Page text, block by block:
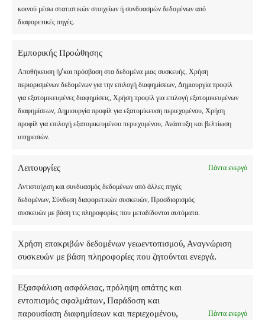
κοινού μέσω στατιστικών στοιχείων ή συνδυασμών δεδομένων από
διαφορετικές πηγές.
Εμπορικής Προώθησης
Αποθήκευση ή/και πρόσβαση στα δεδομένα μιας συσκευής, Χρήση
περιορισμένων δεδομένων για την επιλογή διαφημίσεων, Δημιουργία προφίλ
για εξατομικευμένες διαφημίσεις, Χρήση προφίλ για επιλογή εξατομικευμένων
διαφημίσεων, Δημιουργία προφίλ για εξατομίκευση περιεχομένου, Χρήση
προφίλ για επιλογή εξατομικευμένου περιεχομένου, Ανάπτυξη και βελτίωση
υπηρεσιών.
Λειτουργίες
Πάντα ενεργό
Αντιστοίχιση και συνδυασμός δεδομένων από άλλες πηγές
δεδομένων, Σύνδεση διαφορετικών συσκευών, Προσδιορισμός
συσκευών με βάση τις πληροφορίες που μεταδίδονται αυτόματα.
Χρήση επακριβών δεδομένων γεωεντοπισμού, Αναγνώριση
συσκευών με βάση πληροφορίες που ζητούνται ενεργά.
Εξασφάλιση ασφάλειας, πρόληψη απάτης και
εντοπισμός σφαλμάτων, Παράδοση και
παρουσίαση διαφημίσεων και περιεχομένου,
Πάντα ενεργό
Βιογραφία
Χρησιμοποιώντας την εμπειρία της ως μητέρα, η
Emily Henry συμβάλλει ως συγγραφέας γονέων στο
UKWritings.comκαι στοAcademized.com.
Προσθέτει επίσης την εμπειρία και τις γνώσεις της
ως διευθύντρια στοOxessays.com.
ΨΆΧΝΕΤΕ ΓΙΑ ΜΙΑΧΕΙΜΕΡΙΝΉ
ΚΑΤΑΣΚΉΝΩΣΗΓΙΑ ΤΟ ΠΑΙΔΊ ΣΑΣ;
ΕΠΙΣΚΕΦΘΕΊΤΕ ΤΗ ΣΕΛΊΔΑ ΜΑΣ ΓΙΑ ΤΗ
ΧΕΙΜΕΡΙΝΉ ΚΑΤΑΣΚΉΝΩΣΗ
ΕΠΙΚΟΙΝΩΝΉΣΤΕ ΜΕ ΤΑ ΚΕΝΤΡΙΚΆ ΜΑΣ
ΓΡΑΦΕΊΑ